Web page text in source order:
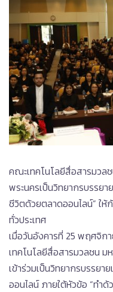
คณะเทคโนโลยีสื่อสารมวล
พระนครเป็นวิทยากรบรรย
ชีวิตด้วยตลาดออนไลน์” ใ
ทั่วประเทศ
เมื่อวันอังคารที่ 25 พฤศจิ
เทคโนโลยีสื่อสารมวลชน ม
เข้าร่วมเป็นวิทยากรบรรยา
ออนไลน์ ภายใต้หัวข้อ “ทำ